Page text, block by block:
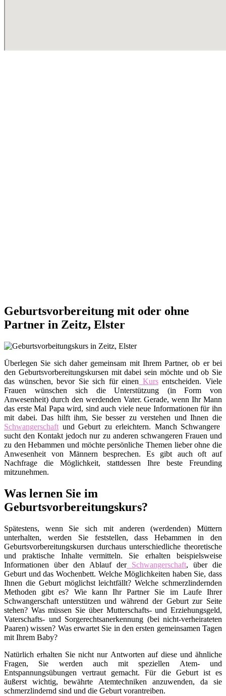
Geburtsvorbereitung mit oder ohne
Partner in Zeitz, Elster
Überlegen Sie sich daher gemeinsam mit Ihrem Partner, ob er bei
den Geburtsvorbereitungskursen mit dabei sein möchte und ob Sie
das wünschen, bevor Sie sich für einen Kursentscheiden. Viele
Frauen wünschen sich die Unterstützung (in Form von
Anwesenheit) durch den werdenden Vater. Gerade, wenn Ihr Mann
das erste Mal Papa wird, sind auch viele neue Informationen für ihn
mit dabei. Das hilft ihm, Sie besser zu verstehen und Ihnen die
Schwangerschaft und Geburt zu erleichtern. Manch Schwangere
sucht den Kontakt jedoch nur zu anderen schwangeren Frauen und
zu den Hebammen und möchte persönliche Themen lieber ohne die
Anwesenheit von Männern besprechen. Es gibt auch oft auf
Nachfrage die Möglichkeit, stattdessen Ihre beste Freunding
mitzunehmen.
Was lernen Sie im
Geburtsvorbereitungskurs?
Spätestens, wenn Sie sich mit anderen (werdenden) Müttern
unterhalten, werden Sie feststellen, dass Hebammen in den
Geburtsvorbereitungskursen durchaus unterschiedliche theoretische
und praktische Inhalte vermitteln. Sie erhalten beispielsweise
Informationen über den Ablauf derSchwangerschaft, über die
Geburt und das Wochenbett. Welche Möglichkeiten haben Sie, dass
Ihnen die Geburt möglichst leichtfällt? Welche schmerzlindernden
Methoden gibt es? Wie kann Ihr Partner Sie im Laufe Ihrer
Schwangerschaft unterstützen und während der Geburt zur Seite
stehen? Was müssen Sie über Mutterschafts- und Erziehungsgeld,
Vaterschafts- und Sorgerechtsanerkennung (bei nicht-verheirateten
Paaren) wissen? Was erwartet Sie in den ersten gemeinsamen Tagen
mit Ihrem Baby?
Natürlich erhalten Sie nicht nur Antworten auf diese und ähnliche
Fragen, Sie werden auch mit speziellen Atem- und
Entspannungsübungen vertraut gemacht. Für die Geburt ist es
äußerst wichtig, bewährte Atemtechniken anzuwenden, da sie
schmerzlindernd sind und die Geburt vorantreiben.